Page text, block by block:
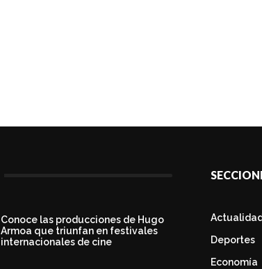
Conoce las producciones de Hugo
Armoa que triunfan en festivales
internacionales de cine
Actualidad
Deportes
Economía